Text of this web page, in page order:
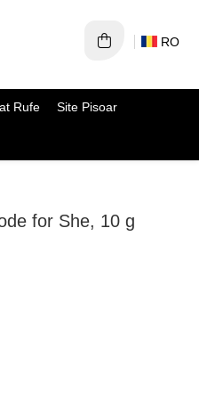
RO
Rufe Site Pisoar
for She, 10 g